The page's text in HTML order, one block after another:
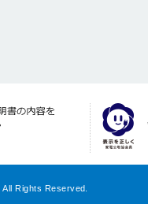
Rights Reserved.